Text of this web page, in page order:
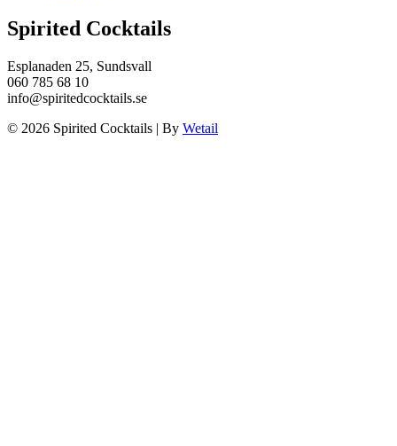
Spirited Cocktails
Esplanaden 25, Sundsvall
060 785 68 10
info@spiritedcocktails.se
© 2026 Spirited Cocktails | By Wetail